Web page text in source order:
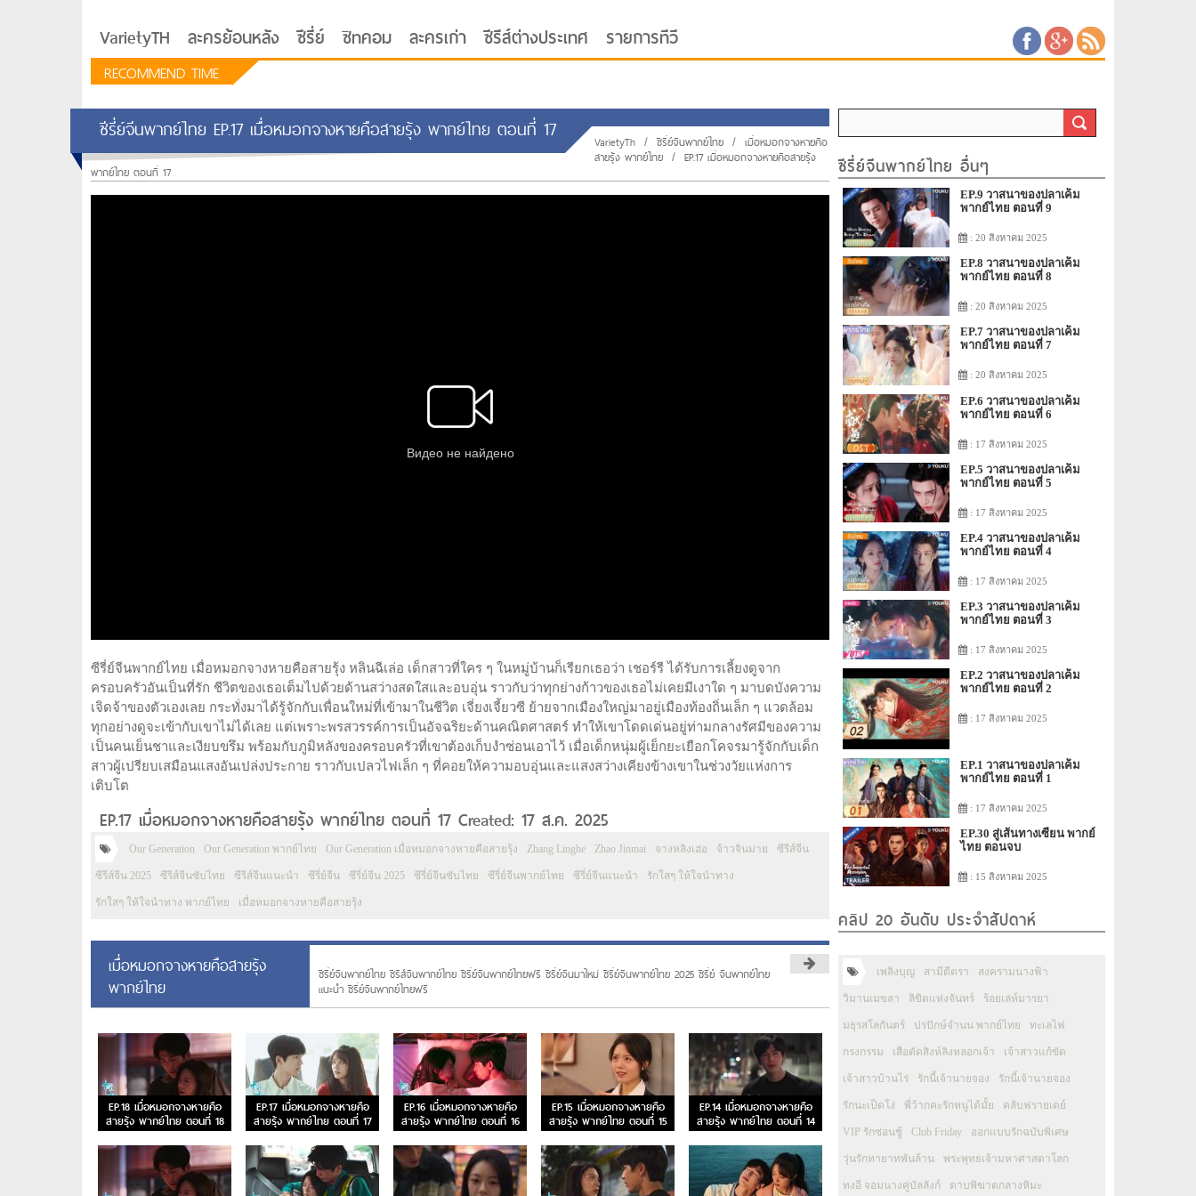
VarietyTH ละครย้อนหลัง ซีรี่ย์ ซิทคอม ละครเก่า ซีรีส์ต่างประเทศ รายการทีวี
RECOMMEND TIME
รักอยู่ประตูถัดไป
ซีรี่ย์จีนพากย์ไทย EP.17 เมื่อหมอกจางหายคือสายรุ้ง พากย์ไทย ตอนที่ 17 VarietyTh / ซีรี่ย์จีนพากย์ไทย / เมื่อหมอกจางหายคือ
สายรุ้ง พากย์ไทย / EP.17 เมื่อหมอกจางหายคือสายรุ้ง
พากย์ไทย ตอนที่ 17
ซีรี่ย์จีนพากย์ไทย เมื่อหมอกจางหายคือสายรุ้ง หลินฉีเล่อ เด็กสาวที่ใคร ๆ ในหมู่บ้านก็เรียกเธอว่า เชอร์รี ได้รับการเลี้ยงดูจาก
ครอบครัวอันเป็นที่รัก ชีวิตของเธอเต็มไปด้วยด้านสว่างสดใสและอบอุ่น ราวกับว่าทุกย่างก้าวของเธอไม่เคยมีเงาใด ๆ มาบดบังความ
เจิดจ้าของตัวเองเลย กระทั่งมาได้รู้จักกับเพื่อนใหม่ที่เข้ามาในชีวิต เจี่ยงเจี้ยวซี ย้ายจากเมืองใหญ่มาอยู่เมืองท้องถิ่นเล็ก ๆ แวดล้อม
ทุกอย่างดูจะเข้ากับเขาไม่ได้เลย แต่เพราะพรสวรรค์การเป็นอัจฉริยะด้านคณิตศาสตร์ ทำให้เขาโดดเด่นอยู่ท่ามกลางรัศมีของความ
เป็นคนเย็นชาและเงียบขรึม พร้อมกับภูมิหลังของครอบครัวที่เขาต้องเก็บงำซ่อนเอาไว้ เมื่อเด็กหนุ่มผู้เย็กยะเยือกโคจรมารู้จักกับเด็ก
สาวผู้เปรียบเสมือนแสงอันเปล่งประกาย ราวกับเปลวไฟเล็ก ๆ ที่คอยให้ความอบอุ่นและแสงสว่างเคียงข้างเขาในช่วงวัยแห่งการ
เติบโต
EP.17 เมื่อหมอกจางหายคือสายรุ้ง พากย์ไทย ตอนที่ 17 Created: 17 ส.ค. 2025
Our Generation Our Generation พากย์ไทย Our Generation เมื่อหมอกจางหายคือสายรุ้ง Zhang Linghe Zhao Jinmai จางหลิงเฮ่อ จ้าวจินม่าย ซีรีส์จีน
ซีรีส์จีน 2025 ซีรีส์จีนซับไทย ซีรีส์จีนแนะนำ ซีรี่ย์จีน ซีรี่ย์จีน 2025 ซีรี่ย์จีนซับไทย ซีรี่ย์จีนพากย์ไทย ซีรี่ย์จีนแนะนำ รักใสๆ ให้ใจนำทาง
รักใสๆ ให้ใจนำทาง พากย์ไทย เมื่อหมอกจางหายคือสายรุ้ง
เมื่อหมอกจางหายคือสายรุ้ง
พากย์ไทย
ซีรี่ย์จีนพากย์ไทย ซีรีส์จีนพากย์ไทย ซีรี่ย์จีนพากย์ไทยฟรี ซีรี่ย์จีนมาใหม่ ซีรี่ย์จีนพากย์ไทย 2025 ซีรี่ย์ จีนพากย์ไทย
แนะนํา ซีรี่ย์จีนพากย์ไทยฟรี
EP.18 เมื่อหมอกจางหายคือ
สายรุ้ง พากย์ไทย ตอนที่ 18
EP.17 เมื่อหมอกจางหายคือ
สายรุ้ง พากย์ไทย ตอนที่ 17
EP.16 เมื่อหมอกจางหายคือ
สายรุ้ง พากย์ไทย ตอนที่ 16
EP.15 เมื่อหมอกจางหายคือ
สายรุ้ง พากย์ไทย ตอนที่ 15
EP.14 เมื่อหมอกจางหายคือ
สายรุ้ง พากย์ไทย ตอนที่ 14
ซีรี่ย์จีนพากย์ไทย อื่นๆ
EP.9 วาสนาของปลาเค็ม
พากย์ไทย ตอนที่ 9
: 20 สิงหาคม 2025
EP.8 วาสนาของปลาเค็ม
พากย์ไทย ตอนที่ 8
: 20 สิงหาคม 2025
EP.7 วาสนาของปลาเค็ม
พากย์ไทย ตอนที่ 7
: 20 สิงหาคม 2025
EP.6 วาสนาของปลาเค็ม
พากย์ไทย ตอนที่ 6
: 17 สิงหาคม 2025
EP.5 วาสนาของปลาเค็ม
พากย์ไทย ตอนที่ 5
: 17 สิงหาคม 2025
EP.4 วาสนาของปลาเค็ม
พากย์ไทย ตอนที่ 4
: 17 สิงหาคม 2025
EP.3 วาสนาของปลาเค็ม
พากย์ไทย ตอนที่ 3
: 17 สิงหาคม 2025
EP.2 วาสนาของปลาเค็ม
พากย์ไทย ตอนที่ 2
: 17 สิงหาคม 2025
EP.1 วาสนาของปลาเค็ม
พากย์ไทย ตอนที่ 1
: 17 สิงหาคม 2025
EP.30 สู่เส้นทางเซียน พากย์
ไทย ตอนจบ
: 15 สิงหาคม 2025
คลิป 20 อันดับ ประจำสัปดาห์
เพลิงบุญ สามีตีตรา สงครามนางฟ้า
วิมานเมขลา ลิขิตแห่งจันทร์ ร้อยเล่ห์มารยา
มธุรสโลกันตร์ ปรปักษ์จำนน พากย์ไทย ทะเลไฟ
กรงกรรม เสือตัดสิงห์ลิงหลอกเจ้า เจ้าสาวแก้ขัด
เจ้าสาวบ้านไร่ รักนี้เจ้านายจอง รักนี้เจ้านายจอง
รักนะเป็ดโง่ พี่ว้ากคะรักหนูได้มั้ย คลับฟรายเดย์
VIP รักซ่อนชู้ Club Friday ออกแบบรักฉบับพิเศษ
วุ่นรักทายาทพันล้าน พระพุทธเจ้ามหาศาสดาโลก
ทงอี จอมนางคู่บัลลังก์ ดาบพิฆาตกลางหิมะ